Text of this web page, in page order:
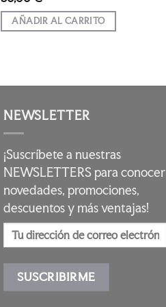
AÑADIR AL CARRITO
NEWSLETTER
¡Suscríbete a nuestras
NEWSLETTERS para conocer
novedades, promociones,
descuentos y más ventajas!